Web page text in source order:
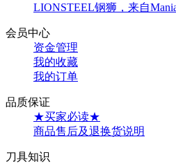
LIONSTEEL钢狮，来自
会员中心
资金管理
我的收藏
我的订单
品质保证
★买家必读★
商品售后及退换货说明
刀具知识